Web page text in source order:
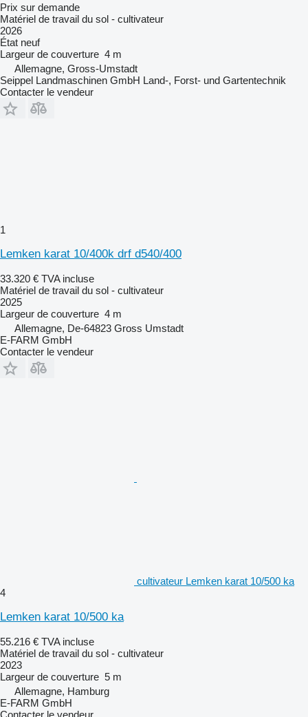
Prix sur demande
Matériel de travail du sol - cultivateur
2026
État neuf
Largeur de couverture 4 m
Allemagne, Gross-Umstadt
Seippel Landmaschinen GmbH Land-, Forst- und Gartentechnik
Contacter le vendeur
1
Lemken karat 10/400k drf d540/400
33.320 € TVA incluse
Matériel de travail du sol - cultivateur
2025
Largeur de couverture 4 m
Allemagne, De-64823 Gross Umstadt
E-FARM GmbH
Contacter le vendeur
cultivateur Lemken karat 10/500 ka
4
Lemken karat 10/500 ka
55.216 € TVA incluse
Matériel de travail du sol - cultivateur
2023
Largeur de couverture 5 m
Allemagne, Hamburg
E-FARM GmbH
Contacter le vendeur